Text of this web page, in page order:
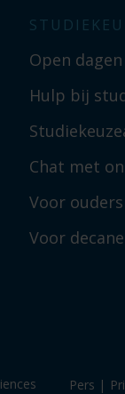
Open dagen
Hulp bij
Chat met
Voor ouders
Voor
Pers |